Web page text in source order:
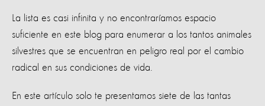
La lista es casi infinita y no encontraríamos espacio
suficiente en este blog para enumerar a los tantos animales
silvestres que se encuentran en peligro real por el cambio
radical en sus condiciones de vida.
En este artículo solo te presentamos siete de las tantas